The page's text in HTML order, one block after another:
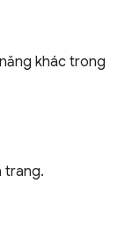
khác trong
trang.